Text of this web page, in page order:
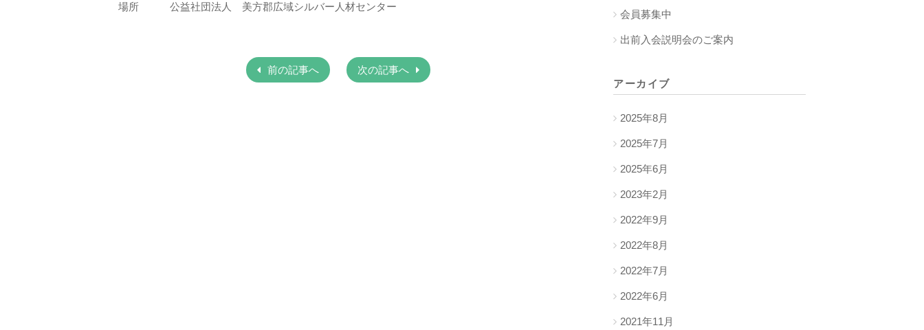
場所 公益社団法人 美方郡広域シルバー人材センター
前の記事へ 次の記事へ
会員募集中
出前入会説明会のご案内
アーカイブ
2025年8月
2025年7月
2025年6月
2023年2月
2022年9月
2022年8月
2022年7月
2022年6月
2021年11月